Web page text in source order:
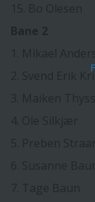
15. Bo
2. Svend
4. Ole
5. Preben
6.
7. Tage